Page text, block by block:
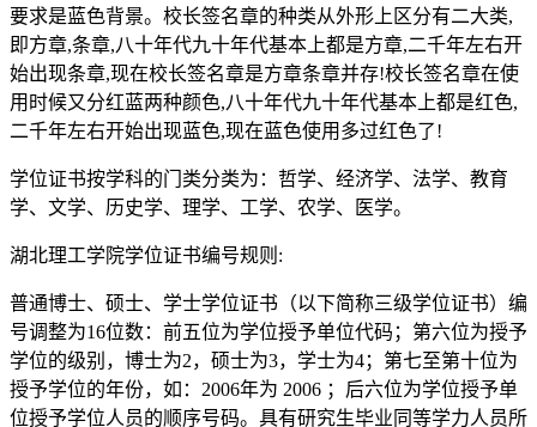
要求是蓝色背景。校长签名章的种类从外形上区分有二大类,
即方章,条章,八十年代九十年代基本上都是方章,二千年左右开
始出现条章,现在校长签名章是方章条章并存!校长签名章在使
用时候又分红蓝两种颜色,八十年代九十年代基本上都是红色,
二千年左右开始出现蓝色,现在蓝色使用多过红色了!
学位证书按学科的门类分类为：哲学、经济学、法学、教育
学、文学、历史学、理学、工学、农学、医学。
湖北理工学院学位证书编号规则:
普通博士、硕士、学士学位证书（以下简称三级学位证书）编
号调整为16位数：前五位为学位授予单位代码；第六位为授予
学位的级别，博士为2，硕士为3，学士为4；第七至第十位为
授予学位的年份，如：2006年为 2006 ；后六位为学位授予单
位授予学位人员的顺序号码。具有研究生毕业同等学力人员所